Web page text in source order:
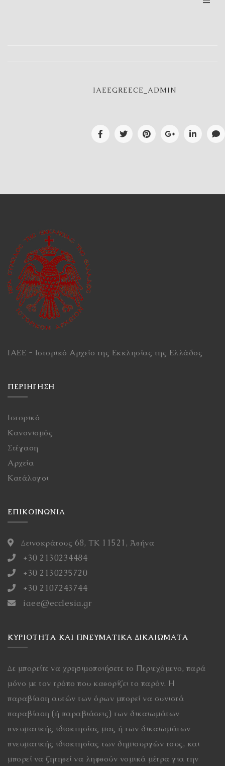
IAEEGREECE_ADMIN
ΙΑΕΕ - Ιστορικό Αρχείο της Εκκλησίας της Ελλάδος
ΠΕΡΙΉΓΗΣΗ
Ιστορικό
Κανονισμός
Στέγαση
Αρχεία
Κατάλογοι
ΕΠΙΚΟΙΝΩΝΙΑ
Δεινοκράτους 68, ΤΚ 11521, Ἀθήνα
+30 2130234484
+30 2130235720
+30 2107243744
iaee@ecclesia.gr
ΚΥΡΙΌΤΗΤΑ ΚΑΙ ΠΝΕΥΜΑΤΙΚΆ ΔΙΚΑΙΏΜΑΤΑ
Δε μπορείτε να χρησιμοποιήσετε το Περιεχόμενο, παρά
μόνο με τον τρόπο που καθορίζει το παρόν. Η
παραβίαση αυτών των όρων μπορεί να συνιστά
παραβίαση (ή παραβιάσεις) των δικαιωμάτων
πνευματικής ιδιοκτησίας μας ή των δικαιωμάτων
πνευματικής ιδιοκτησίας των δημιουργών τους, και
μπορεί να ζητηθεί να ληφθούν νομικά μέτρα για την